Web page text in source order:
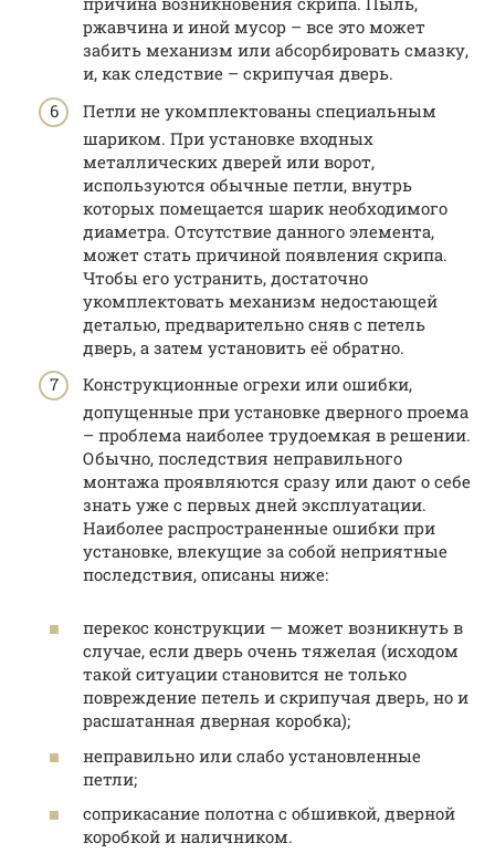
ржавчина и иной мусор – все это может
забить механизм или абсорбировать смазку,
и, как следствие – скрипучая дверь.
Петли не укомплектованы специальным
шариком. При установке входных
металлических дверей или ворот,
используются обычные петли, внутрь
которых помещается шарик необходимого
диаметра. Отсутствие данного элемента,
может стать причиной появления скрипа.
Чтобы его устранить, достаточно
укомплектовать механизм недостающей
деталью, предварительно сняв с петель
дверь, а затем установить её обратно.
Конструкционные огрехи или ошибки,
допущенные при установке дверного проема
– проблема наиболее трудоемкая в решении.
Обычно, последствия неправильного
монтажа проявляются сразу или дают о себе
знать уже с первых дней эксплуатации.
Наиболее распространенные ошибки при
установке, влекущие за собой неприятные
последствия, описаны ниже:
перекос конструкции — может возникнуть в
случае, если дверь очень тяжелая (исходом
такой ситуации становится не только
повреждение петель и скрипучая дверь, но и
расшатанная дверная коробка);
неправильно или слабо установленные
петли;
соприкасание полотна с обшивкой, дверной
коробкой и наличником.